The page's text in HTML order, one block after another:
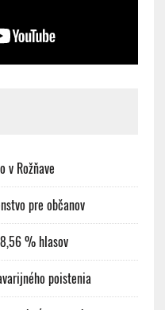
v Rožňave
pre občanov
% hlasov
poistenia